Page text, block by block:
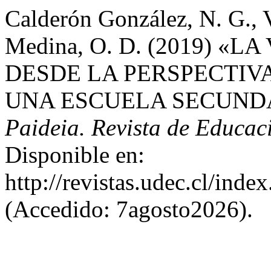
Calderón González, N. G.,
Medina, O. D. (2019)
DESDE LA
UNA ESCUELA
Paideia. Revista de
Disponible en:
http://revistas.udec.cl/
(Accedido: 7agosto2026).